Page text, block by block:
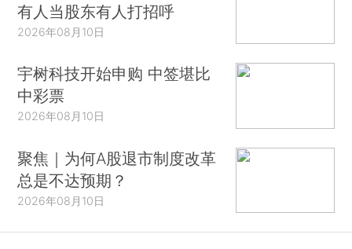
有人当股东有人打招呼
2026年08月10日
宇树科技开始申购 中签堪比
中彩票
2026年08月10日
聚焦｜为何A股退市制度改革
总是不达预期？
2026年08月10日